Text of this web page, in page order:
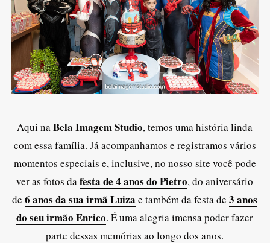
Aqui naBela Imagem Studio, temos uma história linda
com essa família. Já acompanhamos e registramos vários
momentos especiais e, inclusive, no nosso site você pode
ver as fotos dafesta de 4 anos do Pietro, do aniversário
de6 anos da sua irmã Luiza e também da festa de3 anos
do seu irmão Enrico. É uma alegria imensa poder fazer
parte dessas memórias ao longo dos anos.